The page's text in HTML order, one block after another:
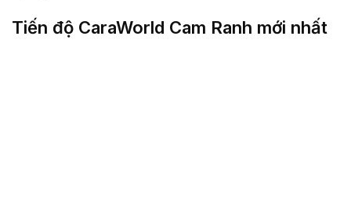
Tiến độ CaraWorld Cam Ranh mới nhất